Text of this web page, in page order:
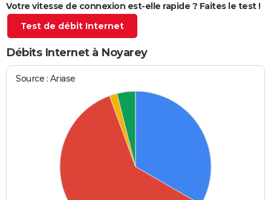
Votre vitesse de connexion est-elle rapide ? Faites le test !
Test de débit Internet
Débits Internet à Noyarey
Source : Ariase